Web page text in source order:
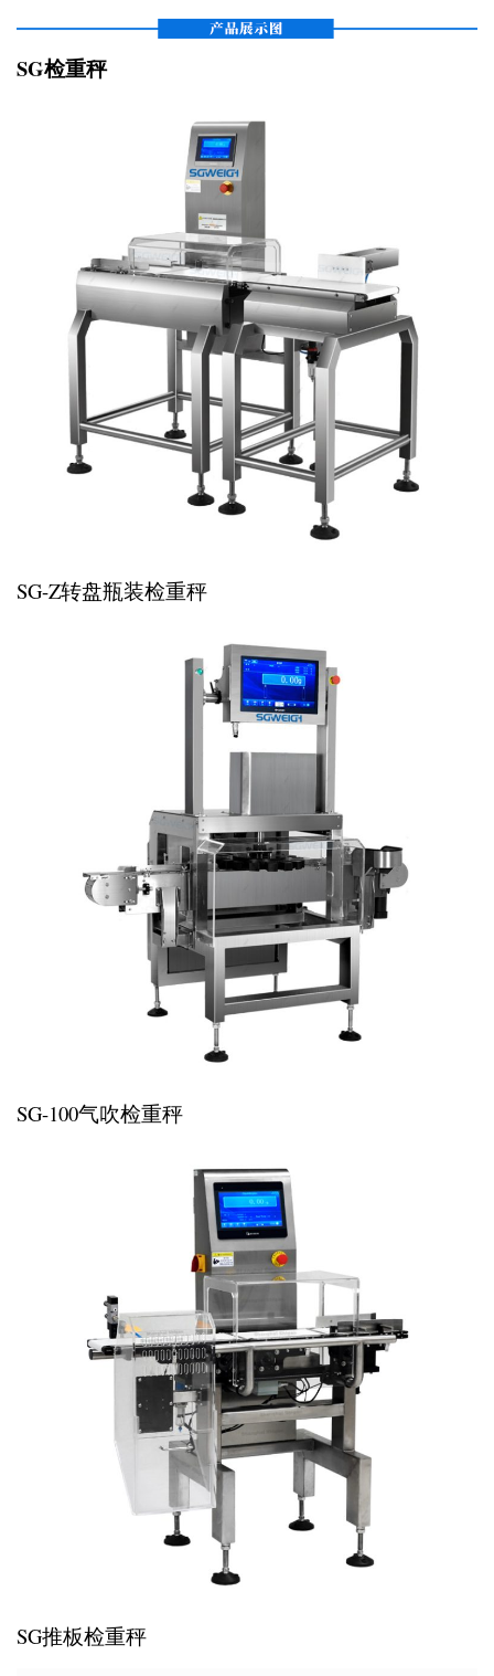
SG检重秤
SG-Z转盘瓶装检重秤
SG-100气吹检重秤
SG推板检重秤